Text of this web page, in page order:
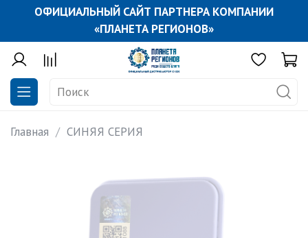
ОФИЦИАЛЬНЫЙ САЙТ ПАРТНЕРА КОМПАНИИ
«ПЛАНЕТА РЕГИОНОВ»
Главная СИНЯЯ СЕРИЯ